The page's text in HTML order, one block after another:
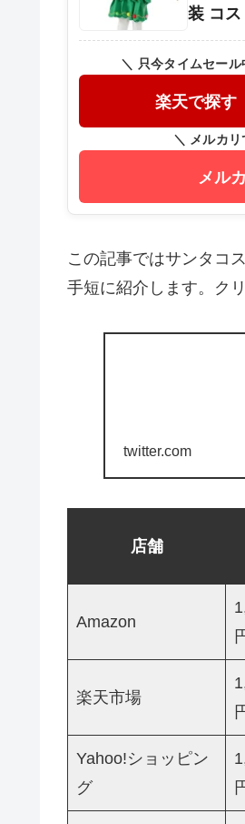
装 コ
＼ 只今タイムセール
楽天で探す
＼ メルカ
メル
この記事ではサンタコ
手短に紹介します。ク
twitter.com
店舗
Amazon
楽天市場
Yahoo!ショッピン
グ